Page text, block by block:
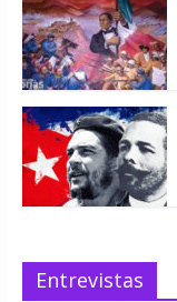
Entrevistas